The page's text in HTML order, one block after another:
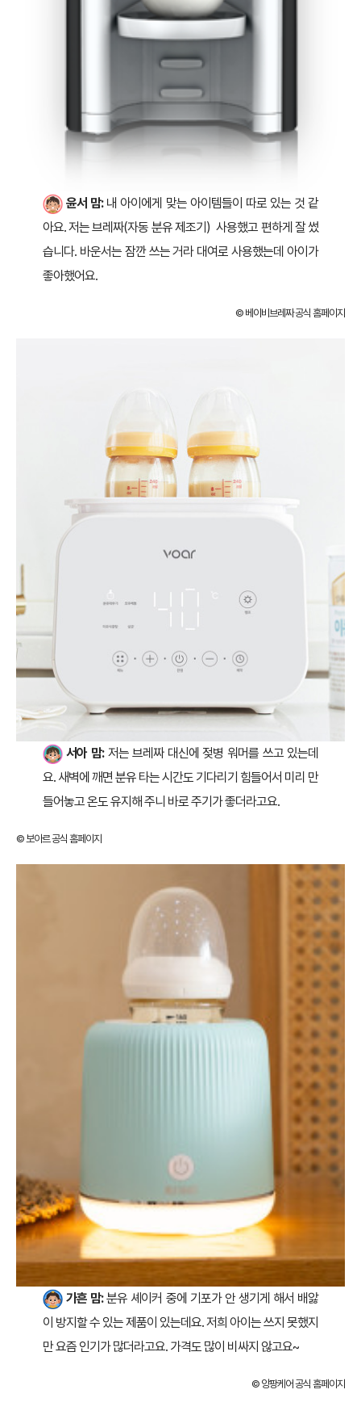
윤서 맘: 내 아이에게 맞는 아이템들이 따로 있는 것 같
아요. 저는 브레짜(자동 분유 제조기) 사용했고 편하게 잘 썼
습니다. 바운서는 잠깐 쓰는 거라 대여로 사용했는데 아이가
좋아했어요.
© 베이비브레짜 공식 홈페이지
서아 맘:저는 브레짜 대신에 젖병 워머를 쓰고 있는데
요. 새벽에 깨면 분유 타는 시간도 기다리기 힘들어서 미리 만
들어놓고 온도 유지해 주니 바로 주기가 좋더라고요.
© 보아르 공식 홈페이지
가흔 맘:분유 셰이커 중에 기포가 안 생기게 해서 배앓
이 방지할 수 있는 제품이 있는데요. 저희 아이는 쓰지 못했지
만 요즘 인기가 많더라고요. 가격도 많이 비싸지 않고요~
© 앙팡케어 공식 홈페이지